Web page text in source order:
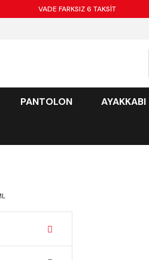
VADE FARKSIZ 6 TAKSİT
PANTOLON AYAKKABI